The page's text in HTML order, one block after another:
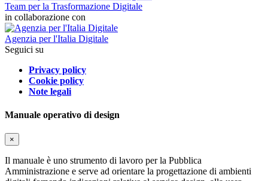
Team per la Trasformazione Digitale
in collaborazione con
Agenzia per l'Italia Digitale
Seguici su
Privacy policy
Cookie policy
Note legali
Manuale operativo di design
×
Il manuale è uno strumento di lavoro per la Pubblica
Amministrazione e serve ad orientare la progettazione di ambienti